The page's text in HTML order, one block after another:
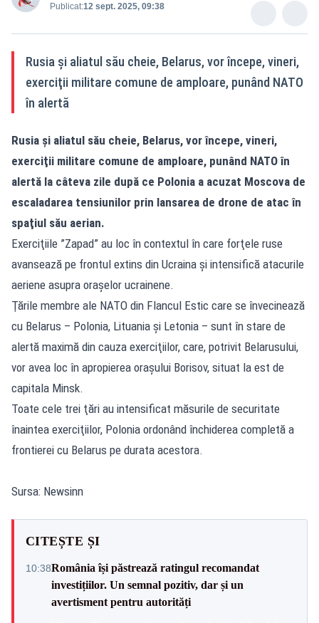
Publicat:12 sept. 2025, 09:38
Rusia şi aliatul său cheie, Belarus, vor începe, vineri,
exerciţii militare comune de amploare, punând NATO
în alertă
Rusia şi aliatul său cheie, Belarus, vor începe, vineri,
exerciţii militare comune de amploare, punând NATO în
alertă la câteva zile după ce Polonia a acuzat Moscova de
escaladarea tensiunilor prin lansarea de drone de atac în
spaţiul său aerian.
Exerciţiile ”Zapad” au loc în contextul în care forţele ruse
avansează pe frontul extins din Ucraina şi intensifică atacurile
aeriene asupra oraşelor ucrainene.
Ţările membre ale NATO din Flancul Estic care se învecinează
cu Belarus – Polonia, Lituania şi Letonia – sunt în stare de
alertă maximă din cauza exerciţiilor, care, potrivit Belarusului,
vor avea loc în apropierea oraşului Borisov, situat la est de
capitala Minsk.
Toate cele trei ţări au intensificat măsurile de securitate
înaintea exerciţiilor, Polonia ordonând închiderea completă a
frontierei cu Belarus pe durata acestora.
Sursa: Newsinn
CITEȘTE ȘI
10:38România își păstrează ratingul recomandat
investițiilor. Un semnal pozitiv, dar și un
avertisment pentru autorități